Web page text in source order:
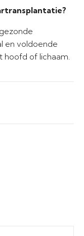
en voldoende
hoofd of lichaam.